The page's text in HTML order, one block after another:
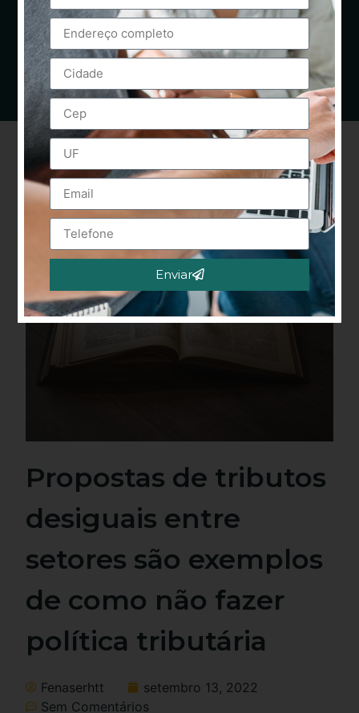
Propostas de tributos
desiguais entre
setores são exemplos
de como não fazer
política tributária
Fenaserhtt
setembro 13, 2022
Sem Comentários
Enviar
Alternative: